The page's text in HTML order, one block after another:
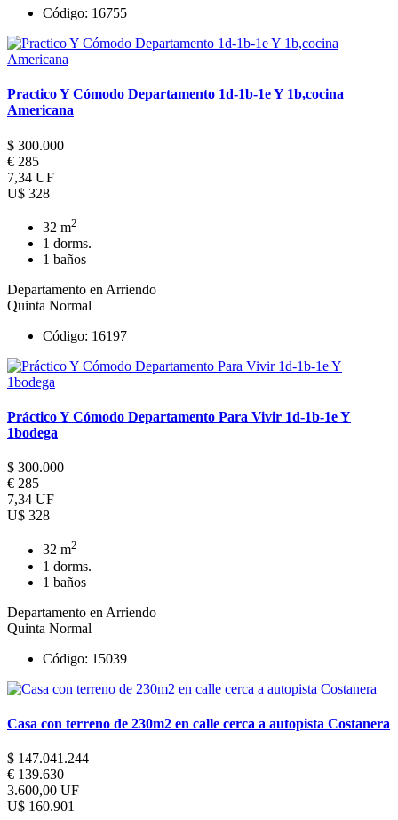
Código: 16755
Practico Y Cómodo Departamento 1d-1b-1e Y 1b,cocina
Americana
$ 300.000
€ 285
7,34 UF
U$ 328
32 m2
1 dorms.
1 baños
Departamento en Arriendo
Quinta Normal
Código: 16197
Práctico Y Cómodo Departamento Para Vivir 1d-1b-1e Y
1bodega
$ 300.000
€ 285
7,34 UF
U$ 328
32 m2
1 dorms.
1 baños
Departamento en Arriendo
Quinta Normal
Código: 15039
Casa con terreno de 230m2 en calle cerca a autopista Costanera
$ 147.041.244
€ 139.630
3.600,00 UF
U$ 160.901